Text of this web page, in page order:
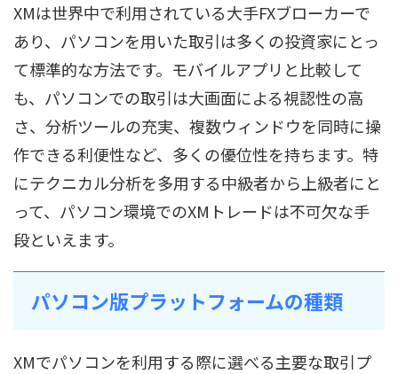
XMは世界中で利用されている大手FXブローカーで
あり、パソコンを用いた取引は多くの投資家にとっ
て標準的な方法です。モバイルアプリと比較して
も、パソコンでの取引は大画面による視認性の高
さ、分析ツールの充実、複数ウィンドウを同時に操
作できる利便性など、多くの優位性を持ちます。特
にテクニカル分析を多用する中級者から上級者にと
って、パソコン環境でのXMトレードは不可欠な手
段といえます。
パソコン版プラットフォームの種類
XMでパソコンを利用する際に選べる主要な取引プ